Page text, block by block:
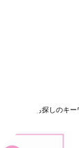
いません。お探しのキ